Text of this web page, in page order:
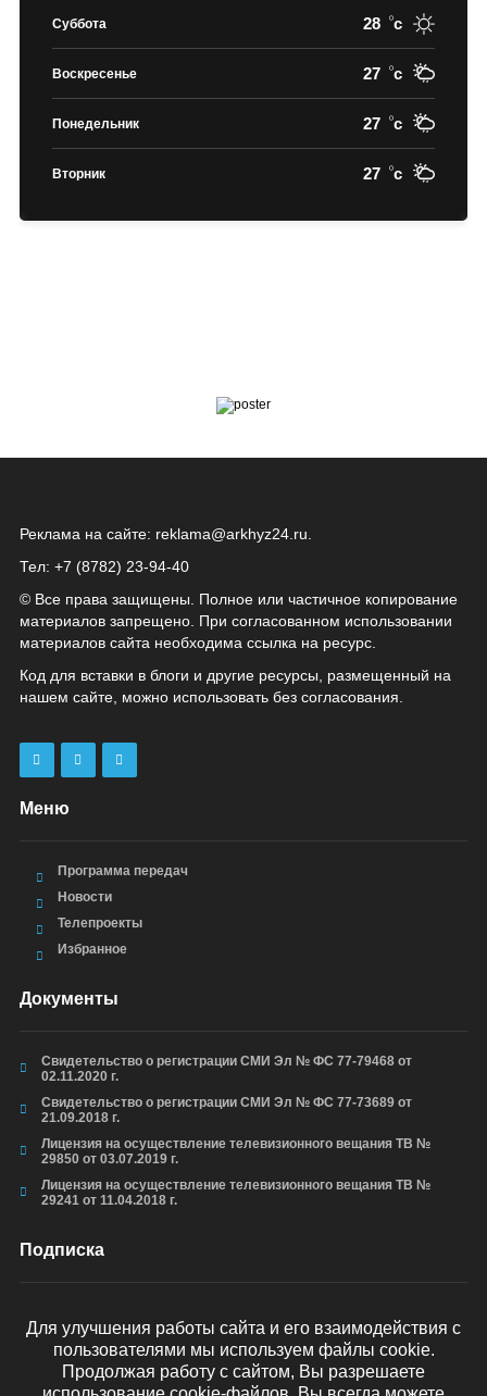
Суббота 28 c
Воскресенье 27 c
Понедельник 27 c
Вторник 27 c
Реклама на сайте: reklama@arkhyz24.ru
Тел: +7 (8782) 23‑94‑40
© Все права защищены. Полное или частичное копирование
материалов запрещено. При согласованном использовании
материалов сайта необходима ссылка на ресурс.
Код для вставки в блоги и другие ресурсы, размещенный на
нашем сайте, можно использовать без согласования.
Меню
Программа передач
Новости
Телепроекты
Избранное
Документы
Свидетельство о регистрации СМИ Эл № ФС 77-79468 от
02.11.2020 г.
Свидетельство о регистрации СМИ Эл № ФС 77-73689 от
21.09.2018 г.
Лицензия на осуществление телевизионного вещания ТВ №
29850 от 03.07.2019 г.
Лицензия на осуществление телевизионного вещания ТВ №
29241 от 11.04.2018 г.
Подписка
ОТПРАВИТЬ
Для улучшения работы сайта и его взаимодействия с
пользователями мы используем файлы cookie.
Продолжая работу с сайтом, Вы разрешаете